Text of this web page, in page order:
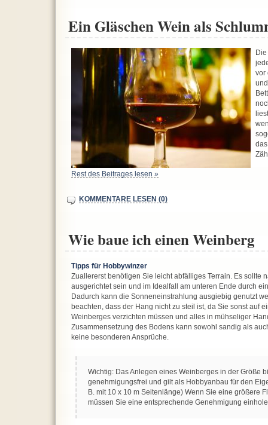
Ein Gläschen Wein als
vor
Rest des Beitrages lesen »
KOMMENTARE LESEN (0)
Wie baue ich einen Weinberg
Tipps für Hobbywinzer
Zuallererst benötigen Sie leicht abfälliges Terrain. Es sollte
ausgerichtet sein und im Idealfall am unteren Ende durch
Dadurch kann die Sonneneinstrahlung ausgiebig genutzt
beachten, dass der Hang nicht zu steil ist, da Sie sonst auf
Weinberges verzichten müssen und alles in mühseliger
Zusammensetzung des Bodens kann sowohl sandig als
keine besonderen Ansprüche.
Wichtig: Das Anlegen eines Weinberges in der Größe
genehmigungsfrei und gilt als Hobbyanbau für den
B. mit 10 x 10 m Seitenlänge) Wenn Sie eine größere
müssen Sie eine entsprechende Genehmigung